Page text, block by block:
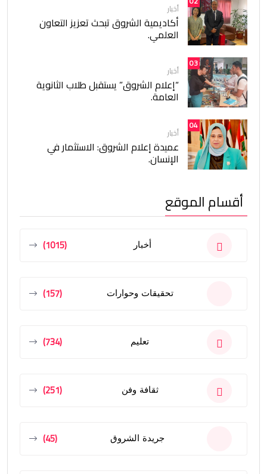
أخبار
أكاديمية الشروق تبحث تعزيز التعاون
العلمي.
03
أخبار
“إعلام الشروق” يستقبل طلاب الثانوية
العامة.
04
أخبار
عميدة إعلام الشروق: الاستثمار في
الإنسان.
أقسام الموقع
أخبار (1015)
تحقيقات وحوارات (157)
تعليم (734)
ثقافة وفن (251)
جريدة الشروق (45)